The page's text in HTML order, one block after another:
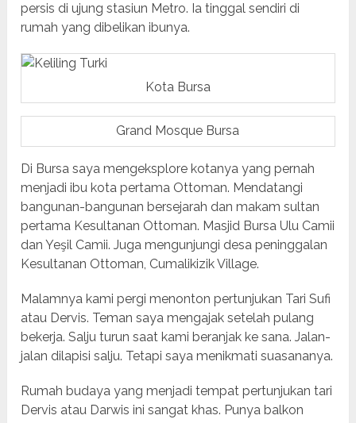
persis di ujung stasiun Metro. Ia tinggal sendiri di
rumah yang dibelikan ibunya.
Kota Bursa
Grand Mosque Bursa
Di Bursa saya mengeksplore kotanya yang pernah
menjadi ibu kota pertama Ottoman. Mendatangi
bangunan-bangunan bersejarah dan makam sultan
pertama Kesultanan Ottoman. Masjid Bursa Ulu Camii
dan Yeşil Camii. Juga mengunjungi desa peninggalan
Kesultanan Ottoman, Cumalikizik Village.
Malamnya kami pergi menonton pertunjukan Tari Sufi
atau Dervis. Teman saya mengajak setelah pulang
bekerja. Salju turun saat kami beranjak ke sana. Jalan-
jalan dilapisi salju. Tetapi saya menikmati suasananya.
Rumah budaya yang menjadi tempat pertunjukan tari
Dervis atau Darwis ini sangat khas. Punya balkon